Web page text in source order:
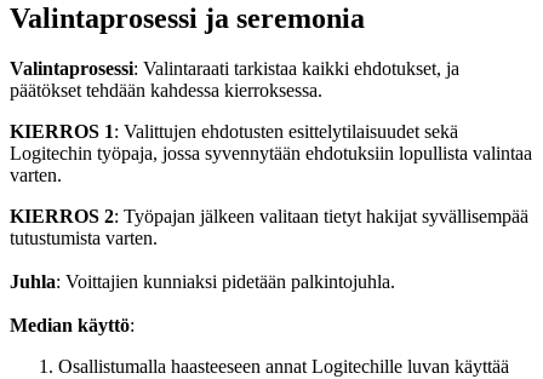
Valintaprosessi ja seremonia
Valintaprosessi: Valintaraati tarkistaa kaikki ehdotukset, ja
päätökset tehdään kahdessa kierroksessa.
KIERROS 1: Valittujen ehdotusten esittelytilaisuudet sekä
Logitechin työpaja, jossa syvennytään ehdotuksiin lopullista valintaa
varten.
KIERROS 2: Työpajan jälkeen valitaan tietyt hakijat syvällisempää
tutustumista varten.
Juhla: Voittajien kunniaksi pidetään palkintojuhla.
Median käyttö:
Osallistumalla haasteeseen annat Logitechille luvan käyttää